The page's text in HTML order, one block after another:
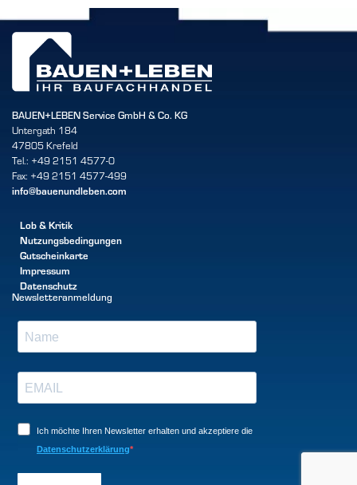
BAUEN+LEBEN Service GmbH & Co. KG
Untergath 184
47805 Krefeld
Tel.: +49 2151 4577-0
Fax: +49 2151 4577-499
info@bauenundleben.com
Lob & Kritik
Nutzungsbedingungen
Gutscheinkarte
Impressum
Datenschutz
Newsletteranmeldung
Ich möchte Ihren Newsletter erhalten und akzeptiere die
Datenschutzerklärung